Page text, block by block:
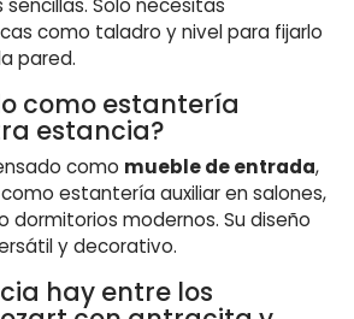
Solo necesitas
como taladro y nivel para fijarlo
pared.
como estantería
estancia?
como mueble de entrada,
estantería auxiliar en salones,
dormitorios modernos. Su diseño
y decorativo.
hay entre los